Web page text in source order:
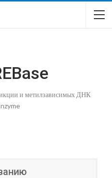
и метилзависимых ДНК